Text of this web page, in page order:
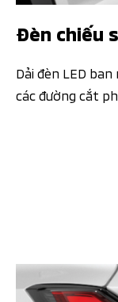
Đèn chiếu
Dải đèn LED
các đường cắt